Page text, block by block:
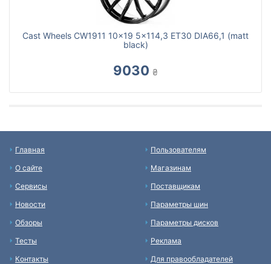
Cast Wheels CW1911 10x19 5x114,3 ET30 DIA66,1 (matt
black)
9030 ₴
Главная
О сайте
Сервисы
Новости
Обзоры
Тесты
Контакты
Пользователям
Магазинам
Поставщикам
Параметры шин
Параметры дисков
Реклама
Для правообладателей